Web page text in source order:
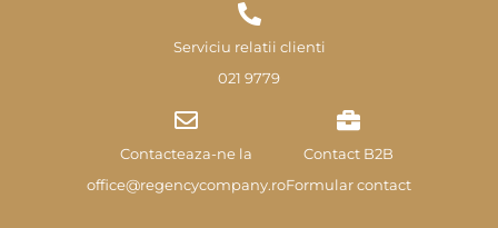
Serviciu relatii clienti
021 9779
Contacteaza-ne la
office@regencycompany.ro
Contact B2B
Formular contact